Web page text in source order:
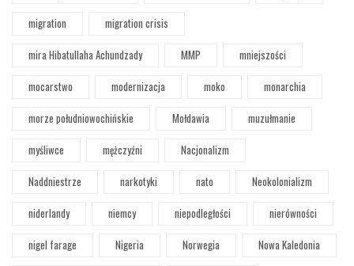
migration
migration crisis
mira Hibatullaha Achundzady
MMP
mniejszości
mocarstwo
modernizacja moko
monarchia
morze południowochińskie
Mołdawia
muzułmanie
myśliwce
mężczyźni
Nacjonalizm
Naddniestrze
narkotyki nato
Neokolonializm
niderlandy
niemcy niepodległości
nierówności
nigel farage
Nigeria Norwegia
Nowa Kaledonia